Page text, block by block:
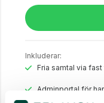
Inkluderar:
Fria samtal via
Adminportal för